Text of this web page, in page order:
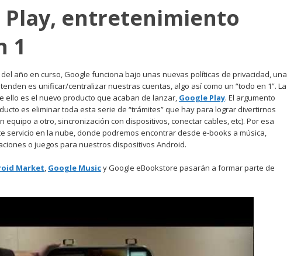
Play, entretenimiento
1
año en curso, Google funciona bajo unas nuevas políticas de privacidad, una
es unificar/centralizar nuestras cuentas, algo así como un “todo en 1”. La
ello es el nuevo producto que acaban de lanzar, Google Play. El argumento
es eliminar toda esta serie de “trámites” que hay para lograr divertirnos
equipo a otro, sincronización con dispositivos, conectar cables, etc). Por esa
servicio en la nube, donde podremos encontrar desde e-books a música,
o juegos para nuestros dispositivos Android.
Market, Google Musicy Google eBookstore pasarán a formar parte de